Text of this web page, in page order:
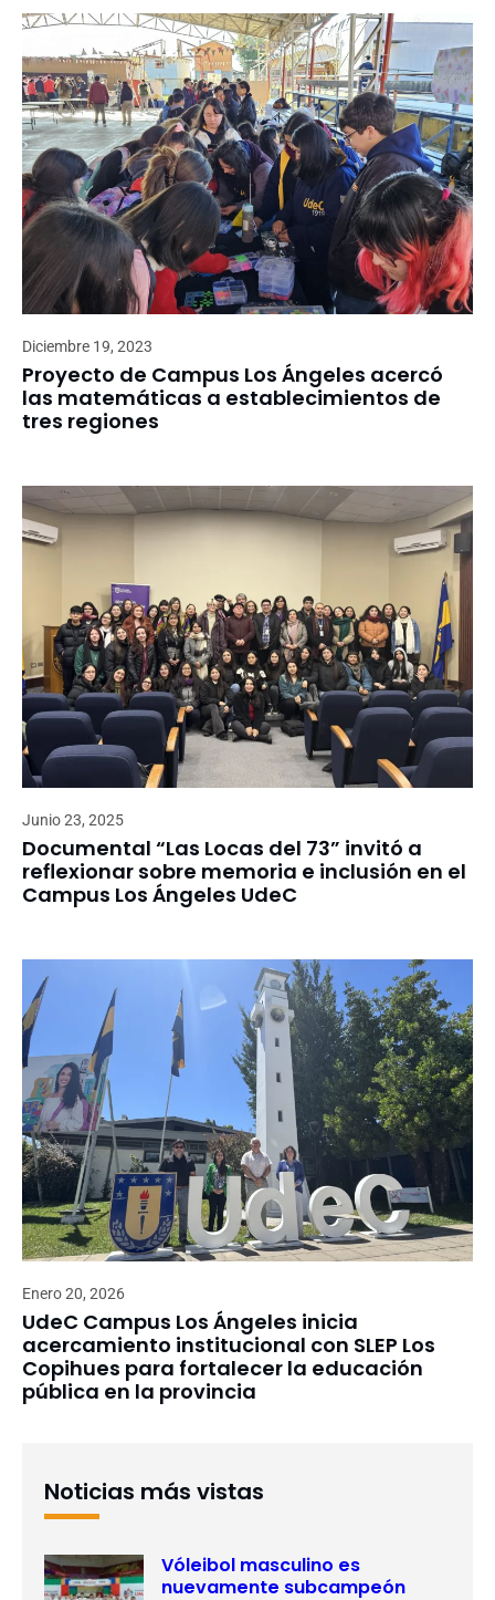
Diciembre 19, 2023
Proyecto de Campus Los Ángeles acercó
las matemáticas a establecimientos de
tres regiones
Junio 23, 2025
Documental “Las Locas del 73” invitó a
reflexionar sobre memoria e inclusión en el
Campus Los Ángeles UdeC
Enero 20, 2026
UdeC Campus Los Ángeles inicia
acercamiento institucional con SLEP Los
Copihues para fortalecer la educación
pública en la provincia
Noticias más vistas
Vóleibol masculino es
nuevamente subcampeón